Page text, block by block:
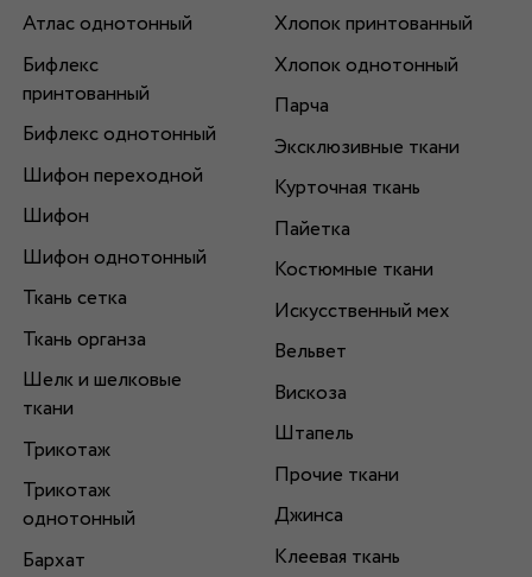
Атлас однотонный
Бифлекс
принтованный
Бифлекс однотонный
Шифон переходной
Шифон
Шифон однотонный
Ткань сетка
Ткань органза
Шелк и шелковые
ткани
Трикотаж
Трикотаж
однотонный
Бархат
Хлопок принтованный
Хлопок однотонный
Парча
Эксклюзивные ткани
Курточная ткань
Пайетка
Костюмные ткани
Искусственный мех
Вельвет
Вискоза
Штапель
Прочие ткани
Джинса
Клеевая ткань